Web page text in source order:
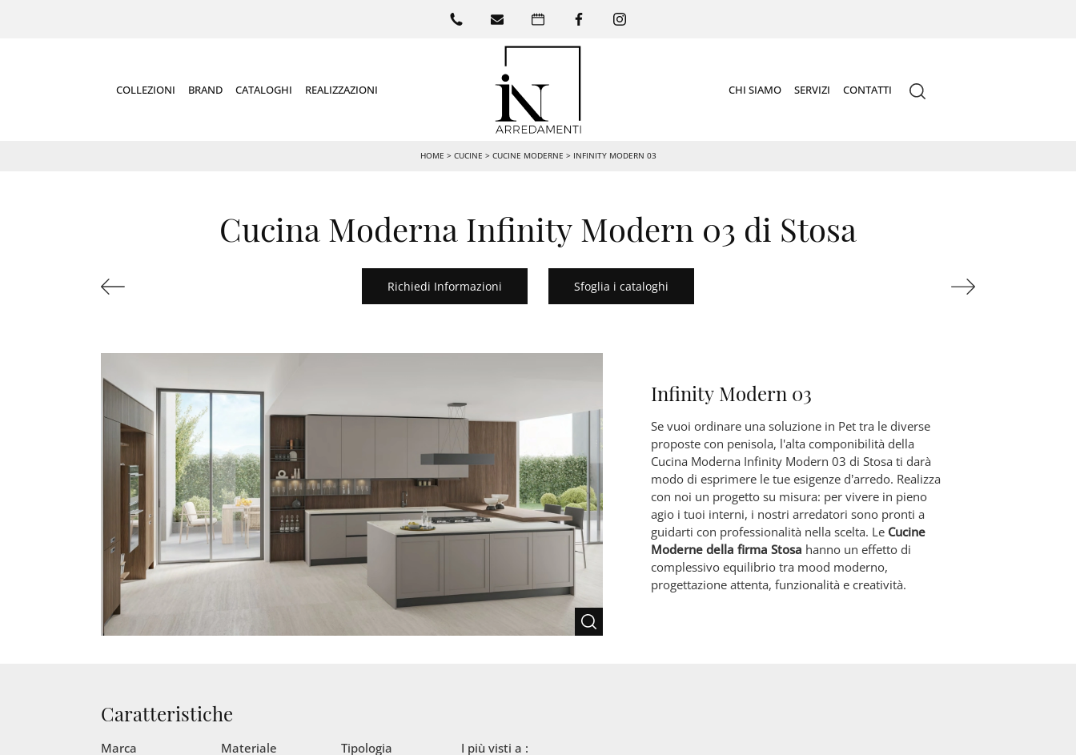
COLLEZIONI BRAND CATALOGHI REALIZZAZIONI CHI SIAMO SERVIZI CONTATTI
HOME > CUCINE > CUCINE MODERNE > INFINITY MODERN 03
Cucina Moderna Infinity Modern 03 di Stosa
Richiedi Informazioni Sfoglia i cataloghi
Infinity Modern 03
Se vuoi ordinare una soluzione in Pet tra le diverse
proposte con penisola, l'alta componibilità della
Cucina Moderna Infinity Modern 03 di Stosa ti darà
modo di esprimere le tue esigenze d’arredo. Realizza
con noi un progetto su misura: per vivere in pieno
agio i tuoi interni, i nostri arredatori sono pronti a
guidarti con professionalità nella scelta. Le Cucine
Moderne della firma Stosa hanno un effetto di
complessivo equilibrio tra mood moderno,
progettazione attenta, funzionalità e creatività.
Caratteristiche
Marca Materiale Tipologia I più visti a :